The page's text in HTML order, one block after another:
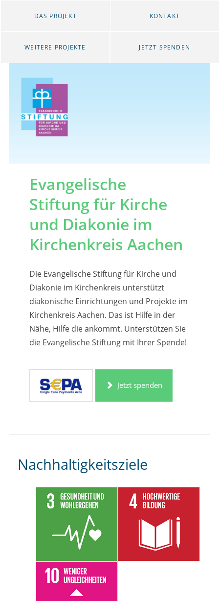
DAS PROJEKT KONTAKT
WEITERE PROJEKTE JETZT SPENDEN
Evangelische
Stiftung für Kirche
und Diakonie im
Kirchenkreis Aachen
Die Evangelische Stiftung für Kirche und
Diakonie im Kirchenkreis unterstützt
diakonische Einrichtungen und Projekte im
Kirchenkreis Aachen. Das ist Hilfe in der
Nähe, Hilfe die ankommt. Unterstützen Sie
die Evangelische Stiftung mit Ihrer Spende!
Jetzt spenden
Nachhaltigkeitsziele